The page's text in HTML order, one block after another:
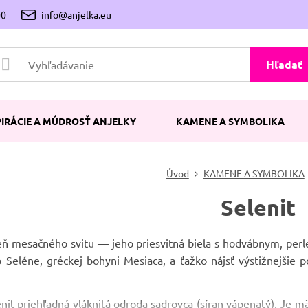
info@anjelka.eu
Hľadať
A MÚDROSŤ ANJELKY KAMENE A SYMBOLIKA
Úvod KAMENE A SYMBOLIKA
Selenit
mesačného svitu — jeho priesvitná biela s hodvábnym,
Seléne, gréckej bohyni Mesiaca, a ťažko nájsť výstižnejšie
priehľadná vláknitá odroda sadrovca (síran vápenatý). Je